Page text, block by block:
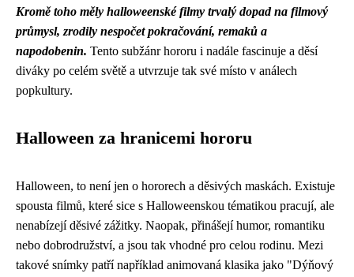
Kromě toho měly halloweenské filmy trvalý dopad na filmový
průmysl, zrodily nespočet pokračování, remaků a
napodobenin. Tento subžánr hororu i nadále fascinuje a děsí
diváky po celém světě a utvrzuje tak své místo v análech
popkultury.
Halloween za hranicemi hororu
Halloween, to není jen o hororech a děsivých maskách. Existuje
spousta filmů, které sice s Halloweenskou tématikou pracují, ale
nenabízejí děsivé zážitky. Naopak, přinášejí humor, romantiku
nebo dobrodružství, a jsou tak vhodné pro celou rodinu. Mezi
takové snímky patří například animovaná klasika jako "Dýňový